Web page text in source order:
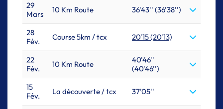
29
Mars
10 Km Route 36'43'' (36'38'')
28
Fév.
Course 5km / tcx 20'15 (20'13)
22
Fév.
10 Km Route
40'46''
(40'46'')
15
Fév.
La découverte / tcx 37'05''